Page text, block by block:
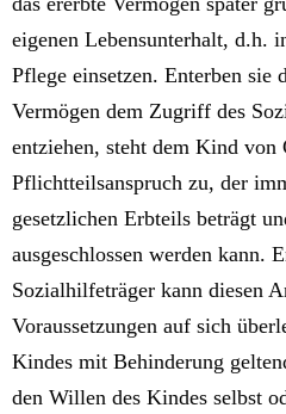
eigenen Lebensunterhalt, d.h.
Pflege einsetzen. Enterben sie
Vermögen dem Zugriff des
entziehen, steht dem Kind von
Pflichtteilsanspruch zu, der
gesetzlichen Erbteils beträgt
ausgeschlossen werden kann.
Sozialhilfeträger kann diesen
Voraussetzungen auf sich
Kindes mit Behinderung
den Willen des Kindes selbst